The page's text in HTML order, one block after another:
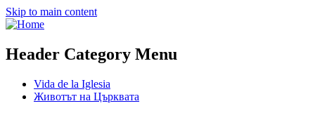
Skip to main content
Header Category Menu
Vida de la Iglesia
Животът на Църквата